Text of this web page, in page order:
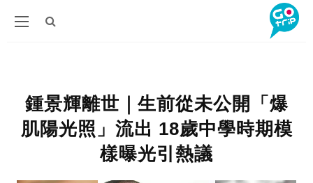
鍾景輝離世｜生前從未公開「爆
肌陽光照」流出 18歲中學時期模
樣曝光引熱議